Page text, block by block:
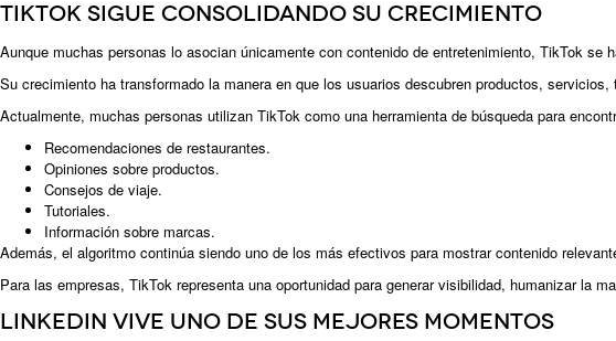
TikTok sigue consolidando su crecimiento
Aunque muchas personas lo asocian únicamente con contenido de entretenimiento, TikTok
Su crecimiento ha transformado la manera en que los usuarios descubren productos,
Actualmente, muchas personas utilizan TikTok como una herramienta de búsqueda para
Recomendaciones de restaurantes.
Opiniones sobre productos.
Consejos de viaje.
Tutoriales.
Información sobre marcas.
Además, el algoritmo continúa siendo uno de los más efectivos para mostrar contenido
Para las empresas, TikTok representa una oportunidad para generar visibilidad, humanizar la
LinkedIn vive uno de sus mejores momentos